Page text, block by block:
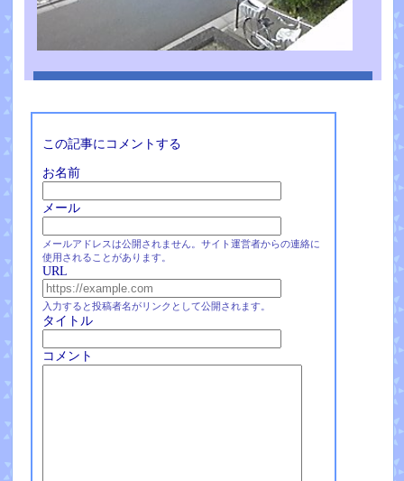
この記事にコメントする
お名前
メール
メールアドレスは公開されません。サイト運営者からの連絡に
使用されることがあります。
URL
入力すると投稿者名がリンクとして公開されます。
タイトル
コメント